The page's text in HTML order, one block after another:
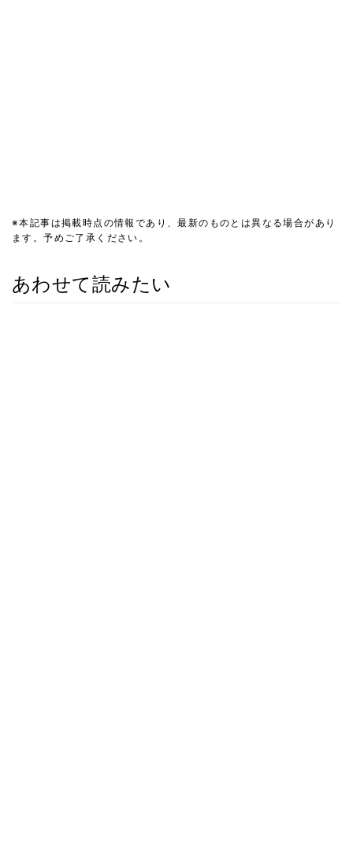
※本記事は掲載時点の情報であり、最新のものとは異なる場合があり
ます。予めご了承ください。
あわせて読みたい